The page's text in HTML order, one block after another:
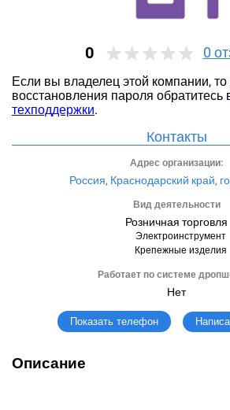
0 0
Если вы владелец этой компании, то
восстановления пароля обратитесь
техподдержки.
Контакты
Адрес организации:
Россия, Краснодарский край,
Вид деятельности
Розничная торговля
Электроинструмент
Крепежные изделия
Работает по системе
Нет
Показать телефон
Описание